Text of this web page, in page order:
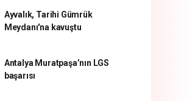
Ayvalık, Tarihi Gümrük
Meydanı'na kavuştu
Antalya Muratpaşa’nın LGS
başarısı